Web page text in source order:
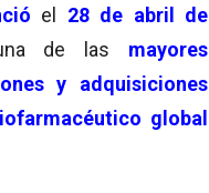
el 28 de abril de
de las mayores
y adquisiciones
global